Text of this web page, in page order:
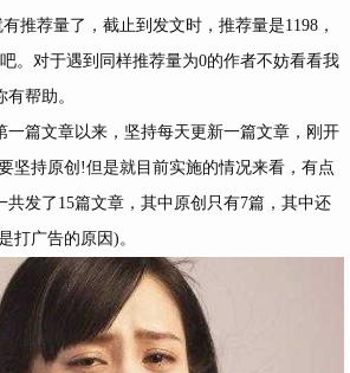
有推荐量了，截止到发文时，推荐量是1198，
。对于遇到同样推荐量为0的作者不妨看看我
帮助。
一篇文章以来，坚持每天更新一篇文章，刚开
坚持原创!但是就目前实施的情况来看，有点
共发了15篇文章，其中原创只有7篇，其中还
打广告的原因)。